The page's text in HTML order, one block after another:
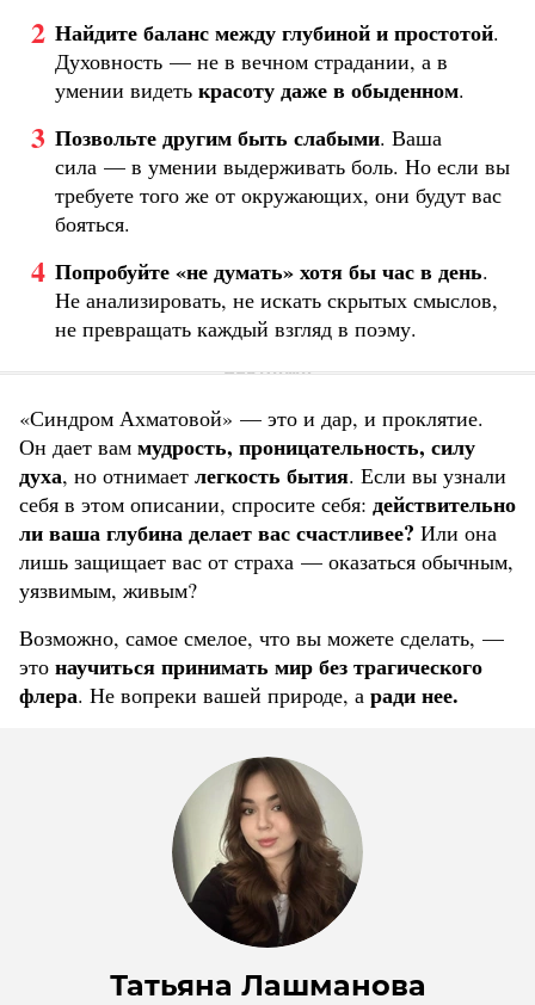
Найдите баланс между глубиной и простотой.
Духовность — не в вечном страдании, а в
умении видеть красоту даже в обыденном.
Позвольте другим быть слабыми. Ваша
сила — в умении выдерживать боль. Но если вы
требуете того же от окружающих, они будут вас
бояться.
Попробуйте «не думать» хотя бы час в день.
Не анализировать, не искать скрытых смыслов,
не превращать каждый взгляд в поэму.
«Синдром Ахматовой» — это и дар, и проклятие.
Он дает вам мудрость, проницательность, силу
духа, но отнимает легкость бытия. Если вы узнали
себя в этом описании, спросите себя: действительно
ли ваша глубина делает вас счастливее? Или она
лишь защищает вас от страха — оказаться обычным,
уязвимым, живым?
Возможно, самое смелое, что вы можете сделать, —
это научиться принимать мир без трагического
флера. Не вопреки вашей природе, а ради нее.
Татьяна Лашманова